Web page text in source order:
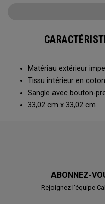
Matériau extérieur
Tissu intérieur en
Sangle avec bouton-
33,02 cm x 33,02 cm
ABONNEZ-
Rejoignez l'équipe